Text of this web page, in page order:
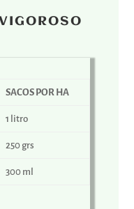
SACOS POR HA
1 litro
250 grs
300 ml